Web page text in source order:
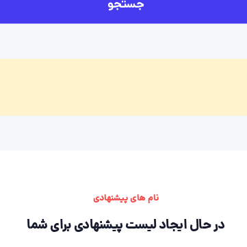
جستجو
نام های پیشنهادی
در حال ایجاد لیست پیشنهادی برای شما